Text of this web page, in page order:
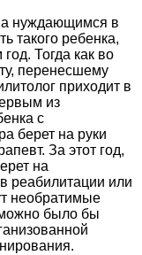
нуждающимся в
такого ребенка,
Тогда как во
перенесшему
приходит в
из
с
берет на руки
За этот год,
на
реабилитации или
необратимые
можно было бы